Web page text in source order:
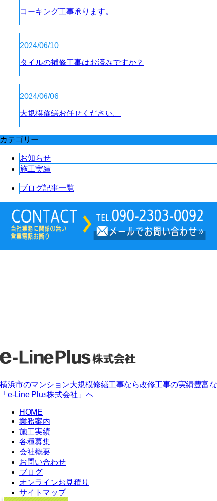
コーキング工事承ります。
2024/06/10
タイルの補修工事はお済みですか？
2024/06/06
大規模修繕お任せください。
カテゴリー
お知らせ
施工実績
ブログ記事一覧
横浜市のマンション大規模修繕工事なら改修工事の実績豊富な
「e-Line Plus株式会社」へ
HOME
業務案内
施工実績
各種募集
会社概要
お問い合わせ
ブログ
オンラインお見積り
サイトマップ